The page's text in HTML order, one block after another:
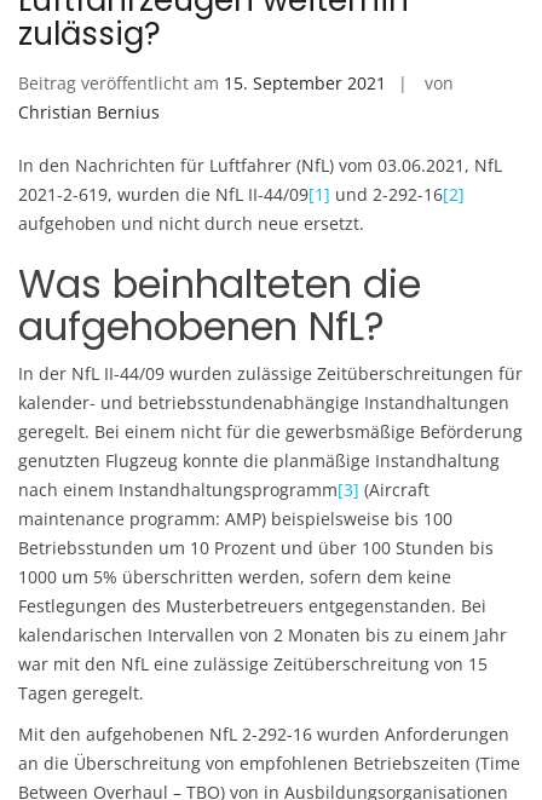
zulässig?
Beitrag veröffentlicht am 15. September 2021
von
Christian Bernius
In den Nachrichten für Luftfahrer (NfL) vom 03.06.2021, NfL
2021-2-619, wurden die NfL II-44/09[1] und 2-292-16[2]
aufgehoben und nicht durch neue ersetzt.
Was beinhalteten die
aufgehobenen NfL?
In der NfL II-44/09 wurden zulässige Zeitüberschreitungen für
kalender- und betriebsstundenabhängige Instandhaltungen
geregelt. Bei einem nicht für die gewerbsmäßige Beförderung
genutzten Flugzeug konnte die planmäßige Instandhaltung
nach einem Instandhaltungsprogramm[3] (Aircraft
maintenance programm: AMP) beispielsweise bis 100
Betriebsstunden um 10 Prozent und über 100 Stunden bis
1000 um 5% überschritten werden, sofern dem keine
Festlegungen des Musterbetreuers entgegenstanden. Bei
kalendarischen Intervallen von 2 Monaten bis zu einem Jahr
war mit den NfL eine zulässige Zeitüberschreitung von 15
Tagen geregelt.
Mit den aufgehobenen NfL 2-292-16 wurden Anforderungen
an die Überschreitung von empfohlenen Betriebszeiten (Time
Between Overhaul – TBO) von in Ausbildungsorganisationen